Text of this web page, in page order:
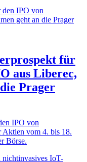
für
aus Liberec,
Prager
IPO von
vom 4. bis 18.
Börse.